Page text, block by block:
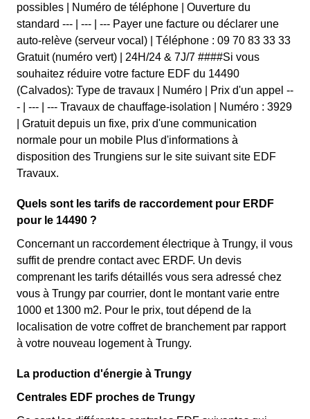
possibles | Numéro de téléphone | Ouverture du
standard --- | --- | --- Payer une facture ou déclarer une
auto-relève (serveur vocal) | Téléphone : 09 70 83 33 33
Gratuit (numéro vert) | 24H/24 & 7J/7 ####Si vous
souhaitez réduire votre facture EDF du 14490
(Calvados): Type de travaux | Numéro | Prix d'un appel --
- | --- | --- Travaux de chauffage-isolation | Numéro : 3929
| Gratuit depuis un fixe, prix d'une communication
normale pour un mobile Plus d'informations à
disposition des Trungiens sur le site suivant site EDF
Travaux.
Quels sont les tarifs de raccordement pour ERDF
pour le 14490 ?
Concernant un raccordement électrique à Trungy, il vous
suffit de prendre contact avec ERDF. Un devis
comprenant les tarifs détaillés vous sera adressé chez
vous à Trungy par courrier, dont le montant varie entre
1000 et 1300 m2. Pour le prix, tout dépend de la
localisation de votre coffret de branchement par rapport
à votre nouveau logement à Trungy.
La production d'énergie à Trungy
Centrales EDF proches de Trungy